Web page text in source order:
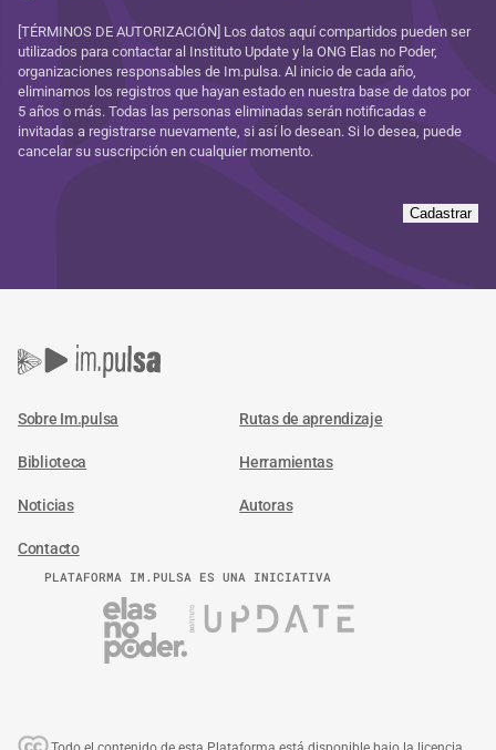
[TÉRMINOS DE AUTORIZACIÓN] Los datos aquí compartidos pueden ser
utilizados para contactar al Instituto Update y la ONG Elas no Poder,
organizaciones responsables de Im.pulsa. Al inicio de cada año,
eliminamos los registros que hayan estado en nuestra base de datos por
5 años o más. Todas las personas eliminadas serán notificadas e
invitadas a registrarse nuevamente, si así lo desean. Si lo desea, puede
cancelar su suscripción en cualquier momento.
Cadastrar
Sobre Im.pulsa Rutas de aprendizaje
Biblioteca Herramientas
Noticias Autoras
Contacto
PLATAFORMA IM.PULSA ES UNA INICIATIVA